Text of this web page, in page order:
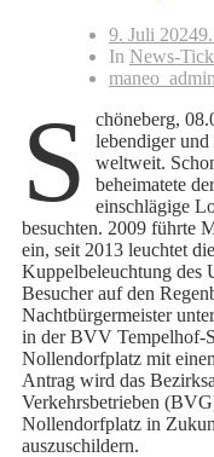
9. Juli 2024
In News-
maneo_admin
S
chöneberg,
lebendiger
weltweit.
beheimatete
einschlägige
besuchten. 2009 führte
ein, seit 2013 leuchtet
Kuppelbeleuchtung des
Besucher auf den
Nachtbürgermeister
in der BVV Tempelhof-
Nollendorfplatz mit
Antrag wird das
Verkehrsbetrieben
Nollendorfplatz in
auszuschildern.